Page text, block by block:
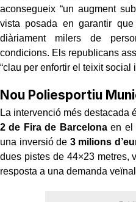
aconsegueix “un augment
vista posada en garantir
diàriament milers de
condicions. Els republicans
“clau per enfortir el teixit
Nou Poliesportiu
La intervenció més destacada
2 de Fira de Barcelonaen el
una inversió de 3 milions
dues pistes de 44×23 metres,
resposta a una demanda